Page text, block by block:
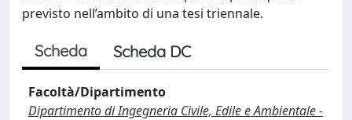
previsto nell’ambito di una tesi triennale.
Scheda Scheda DC
Facoltà/Dipartimento
Dipartimento di Ingegneria Civile, Edile e Ambientale -